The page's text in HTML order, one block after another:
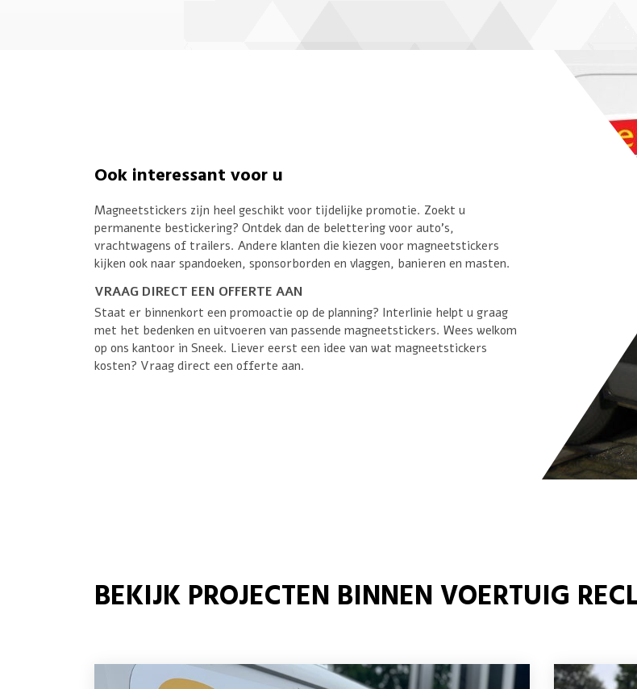
Ook interessant voor u
Magneetstickers zijn heel geschikt voor tijdelijke promotie. Zoekt u
permanente bestickering? Ontdek dan de belettering voor auto’s,
vrachtwagens of trailers. Andere klanten die kiezen voor magneetstickers
kijken ook naar spandoeken, sponsorborden en vlaggen, banieren en masten.
VRAAG DIRECT EEN OFFERTE AAN
Staat er binnenkort een promoactie op de planning? Interlinie helpt u graag
met het bedenken en uitvoeren van passende magneetstickers. Wees welkom
op ons kantoor in Sneek. Liever eerst een idee van wat magneetstickers
kosten? Vraag direct een offerte aan.
BEKIJK PROJECTEN BINNEN VOERTUIG